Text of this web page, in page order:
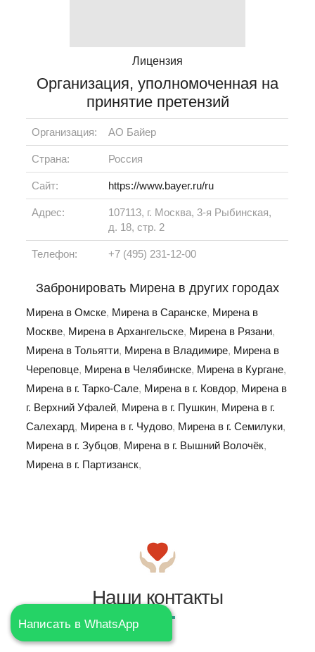
Лицензия
Организация, уполномоченная на
принятие претензий
Организация: АО Байер
Страна: Россия
Сайт: https://www.bayer.ru/ru
Адрес:
107113, г. Москва, 3-я Рыбинская,
д. 18, стр. 2
Телефон: +7 (495) 231-12-00
Забронировать Мирена в других городах
Мирена в Омске, Мирена в Саранске, Мирена в
Москве, Мирена в Архангельске, Мирена в Рязани,
Мирена в Тольятти, Мирена в Владимире, Мирена в
Череповце, Мирена в Челябинске, Мирена в Кургане,
Мирена в г. Тарко-Сале, Мирена в г. Ковдор, Мирена в
г. Верхний Уфалей, Мирена в г. Пушкин, Мирена в г.
Салехард, Мирена в г. Чудово, Мирена в г. Семилуки,
Мирена в г. Зубцов, Мирена в г. Вышний Волочёк,
Мирена в г. Партизанск,
Написать в WhatsApp
Наши контакты